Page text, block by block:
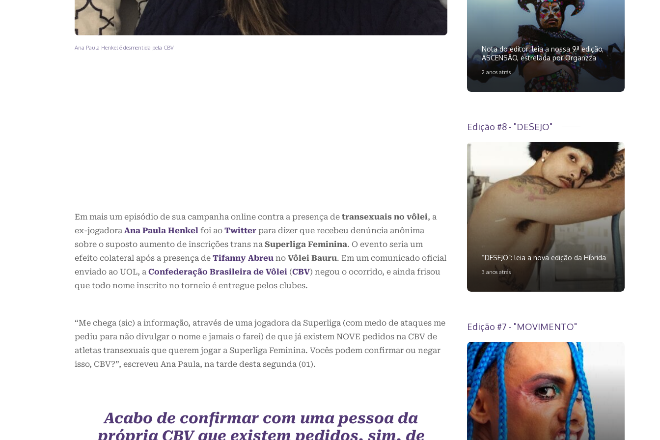
Ana Paula Henkel é desmentida pela CBV
Em mais um episódio de sua campanha online contra a presença de transexuais no vôlei, a
ex-jogadora Ana Paula Henkel foi ao Twitter para dizer que recebeu denúncia anônima
sobre o suposto aumento de inscrições trans na Superliga Feminina. O evento seria um
efeito colateral após a presença de Tifanny Abreu no Vôlei Bauru. Em um comunicado oficial
enviado ao UOL, a Confederação Brasileira de Vôlei (CBV) negou o ocorrido, e ainda frisou
que todo nome inscrito no torneio é entregue pelos clubes.
“Me chega (sic) a informação, através de uma jogadora da Superliga (com medo de ataques me
pediu para não divulgar o nome e jamais o farei) de que já existem NOVE pedidos na CBV de
atletas transexuais que querem jogar a Superliga Feminina. Vocês podem confirmar ou negar
isso, CBV?”, escreveu Ana Paula, na tarde desta segunda (01).
Acabo de confirmar com uma pessoa da
própria CBV que existem pedidos, sim, de
Nota do editor: leia a nossa 9ª edição,
ASCENSÃO, estrelada por Organzza
2 anos atrás
Edição #8 - "DESEJO"
“DESEJO”: leia a nova edição da Híbrida
3 anos atrás
Edição #7 - "MOVIMENTO"